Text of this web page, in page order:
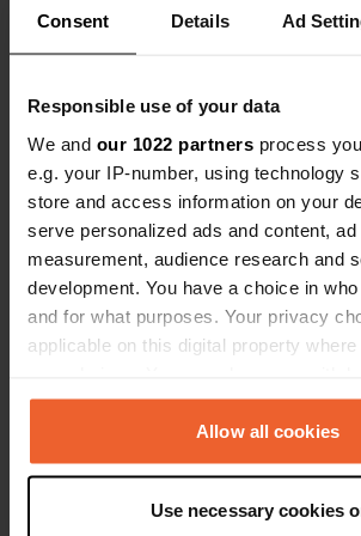
Consent Details Ad
Responsible use of your data
We and our 1022 partners process
e.g. your IP-number, using technology
store and access information on your
serve personalized ads and content,
measurement, audience research and
development. You have a choice in
and for what purposes. Your privacy
applicable on this digital property
any time from the Cookie Declaration
the Privacy trigger icon.
Collect information about your
Allow all cookies
Use necessary cookies
Emplacement
52° 54' 58" N 6° 16' 1" E
52.91611 6.26696
Code du site
92928
PRO+
pour toutes les coordonnées